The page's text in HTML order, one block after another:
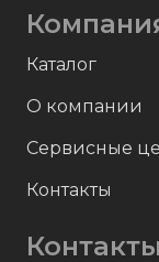
Каталог
О компании
Сервисные
Контакты
Контакты